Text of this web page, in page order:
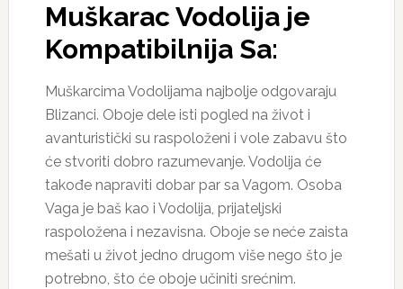
Muškarac Vodolija je
Kompatibilnija Sa:
Muškarcima Vodolijama najbolje odgovaraju
Blizanci. Oboje dele isti pogled na život i
avanturistički su raspoloženi i vole zabavu što
će stvoriti dobro razumevanje. Vodolija će
takođe napraviti dobar par sa Vagom. Osoba
Vaga je baš kao i Vodolija, prijateljski
raspoložena i nezavisna. Oboje se neće zaista
mešati u život jedno drugom više nego što je
potrebno, što će oboje učiniti srećnim.